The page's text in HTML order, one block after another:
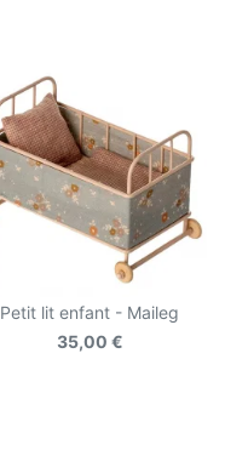
Petit lit enfant - Maileg
35,00 €